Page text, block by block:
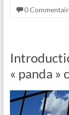
0
« panda »